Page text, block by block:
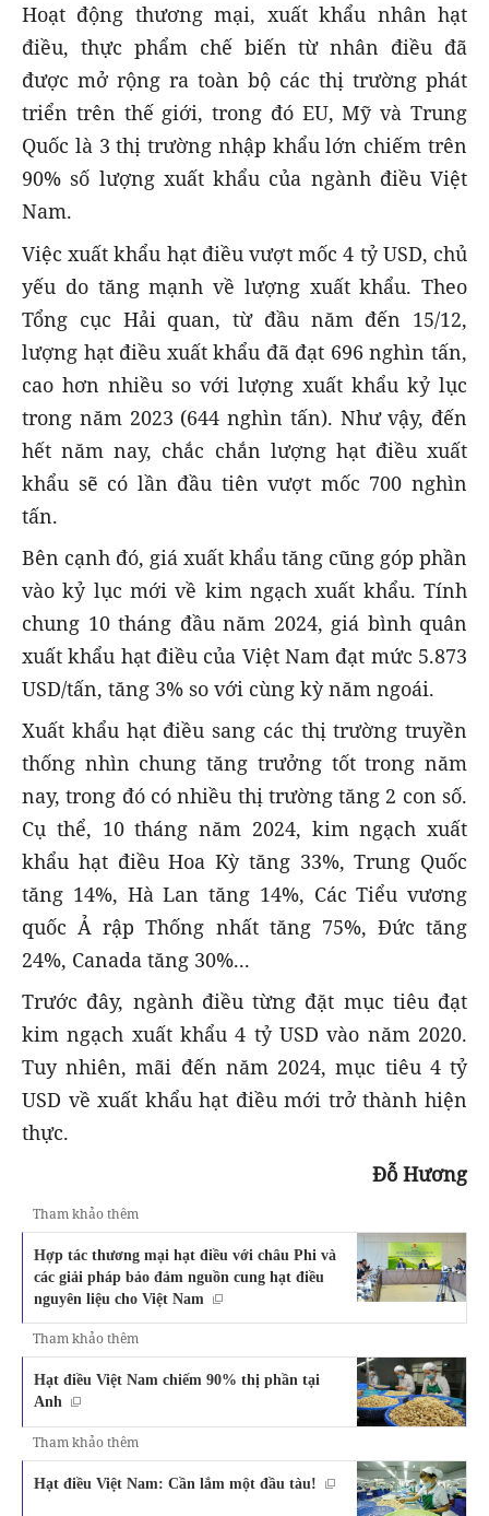
Hoạt động thương mại, xuất khẩu nhân hạt
điều, thực phẩm chế biến từ nhân điều đã
được mở rộng ra toàn bộ các thị trường phát
triển trên thế giới, trong đó EU, Mỹ và Trung
Quốc là 3 thị trường nhập khẩu lớn chiếm trên
90% số lượng xuất khẩu của ngành điều Việt
Nam.
Việc xuất khẩu hạt điều vượt mốc 4 tỷ USD, chủ
yếu do tăng mạnh về lượng xuất khẩu. Theo
Tổng cục Hải quan, từ đầu năm đến 15/12,
lượng hạt điều xuất khẩu đã đạt 696 nghìn tấn,
cao hơn nhiều so với lượng xuất khẩu kỷ lục
trong năm 2023 (644 nghìn tấn). Như vậy, đến
hết năm nay, chắc chắn lượng hạt điều xuất
khẩu sẽ có lần đầu tiên vượt mốc 700 nghìn
tấn.
Bên cạnh đó, giá xuất khẩu tăng cũng góp phần
vào kỷ lục mới về kim ngạch xuất khẩu. Tính
chung 10 tháng đầu năm 2024, giá bình quân
xuất khẩu hạt điều của Việt Nam đạt mức 5.873
USD/tấn, tăng 3% so với cùng kỳ năm ngoái.
Xuất khẩu hạt điều sang các thị trường truyền
thống nhìn chung tăng trưởng tốt trong năm
nay, trong đó có nhiều thị trường tăng 2 con số.
Cụ thể, 10 tháng năm 2024, kim ngạch xuất
khẩu hạt điều Hoa Kỳ tăng 33%, Trung Quốc
tăng 14%, Hà Lan tăng 14%, Các Tiểu vương
quốc Ả rập Thống nhất tăng 75%, Đức tăng
24%, Canada tăng 30%...
Trước đây, ngành điều từng đặt mục tiêu đạt
kim ngạch xuất khẩu 4 tỷ USD vào năm 2020.
Tuy nhiên, mãi đến năm 2024, mục tiêu 4 tỷ
USD về xuất khẩu hạt điều mới trở thành hiện
thực.
Đỗ Hương
Tham khảo thêm
Hợp tác thương mại hạt điều với châu Phi và
các giải pháp bảo đảm nguồn cung hạt điều
nguyên liệu cho Việt Nam
Tham khảo thêm
Hạt điều Việt Nam chiếm 90% thị phần tại
Anh
Tham khảo thêm
Hạt điều Việt Nam: Cần lắm một đầu tàu!